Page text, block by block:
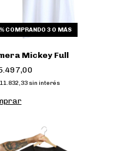
COMPRANDO 3 O MÁS
Mickey Full
sin interés